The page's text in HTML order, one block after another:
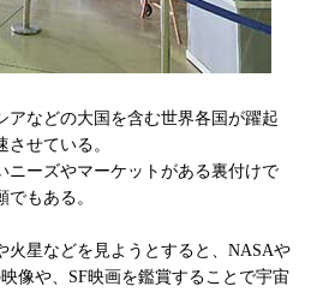
アなどの大国を含む世界各国が躍起
せている。
ニーズやマーケットがある裏付けで
もある。
火星などを見ようとすると、NASAや
像や、SF映画を鑑賞することで宇宙